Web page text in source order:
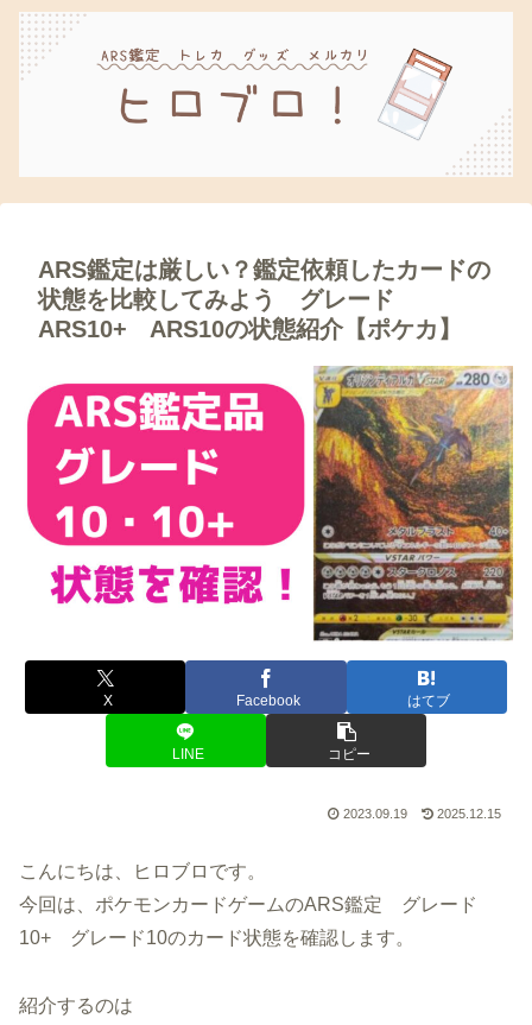
ARS鑑定は厳しい？鑑定依頼したカードの
状態を比較してみよう グレード
ARS10+ ARS10の状態紹介【ポケカ】
X Facebook はてブ
LINE コピー
2023.09.19 2025.12.15
こんにちは、ヒロブロです。
今回は、ポケモンカードゲームのARS鑑定 グレード
10+ グレード10のカード状態を確認します。
紹介するのは